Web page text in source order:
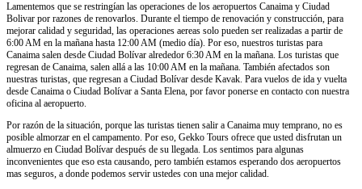
Lamentemos que se restringían las operaciones de los aeropuertos Canaima y Ciudad
Bolivar por razones de renovarlos. Durante el tiempo de renovación y construcción, para
mejorar calidad y seguridad, las operaciones aereas solo pueden ser realizadas a partir de
6:00 AM en la mañana hasta 12:00 AM (medio día). Por eso, nuestros turistas para
Canaima salen desde Ciudad Bolívar alrededor 6:30 AM en la mañana. Los turistas que
regresan de Canaima, salen allá a las 10:00 AM en la mañana. También afectados son
nuestras turistas, que regresan a Ciudad Bolívar desde Kavak. Para vuelos de ida y vuelta
desde Canaima o Ciudad Bolívar a Santa Elena, por favor ponerse en contacto con nuestra
oficina al aeropuerto.
Por razón de la situación, porque las turistas tienen salir a Canaima muy temprano, no es
posible almorzar en el campamento. Por eso, Gekko Tours ofrece que usted disfrutan un
almuerzo en Ciudad Bolívar después de su llegada. Los sentimos para algunas
inconvenientes que eso esta causando, pero también estamos esperando dos aeropuertos
mas seguros, a donde podemos servir ustedes con una mejor calidad.